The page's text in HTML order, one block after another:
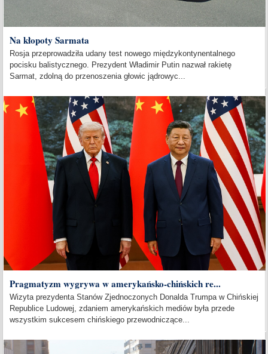
Na kłopoty Sarmata
Rosja przeprowadziła udany test nowego międzykontynentalnego
pocisku balistycznego. Prezydent Władimir Putin nazwał rakietę
Sarmat, zdolną do przenoszenia głowic jądrowyc...
Pragmatyzm wygrywa w amerykańsko-chińskich re...
Wizyta prezydenta Stanów Zjednoczonych Donalda Trumpa w Chińskiej
Republice Ludowej, zdaniem amerykańskich mediów była przede
wszystkim sukcesem chińskiego przewodniczące...